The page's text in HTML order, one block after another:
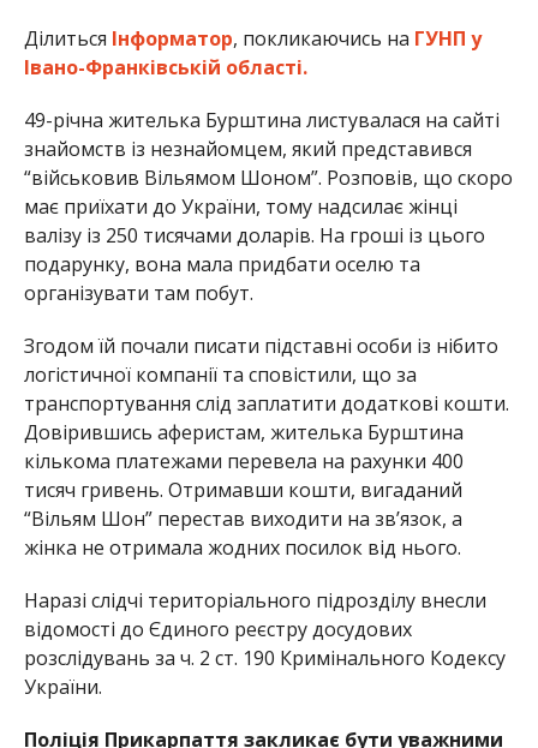
Ділиться Інформатор, покликаючись на ГУНП у
Івано-Франківській області.
49-річна жителька Бурштина листувалася на сайті
знайомств із незнайомцем, який представився
“військовив Вільямом Шоном”. Розповів, що скоро
має приїхати до України, тому надсилає жінці
валізу із 250 тисячами доларів. На гроші із цього
подарунку, вона мала придбати оселю та
організувати там побут.
Згодом їй почали писати підставні особи із нібито
логістичної компанії та сповістили, що за
транспортування слід заплатити додаткові кошти.
Довірившись аферистам, жителька Бурштина
кількома платежами перевела на рахунки 400
тисяч гривень. Отримавши кошти, вигаданий
“Вільям Шон” перестав виходити на зв’язок, а
жінка не отримала жодних посилок від нього.
Наразі слідчі територіального підрозділу внесли
відомості до Єдиного реєстру досудових
розслідувань за ч. 2 ст. 190 Кримінального Кодексу
України.
Поліція Прикарпаття закликає бути уважними